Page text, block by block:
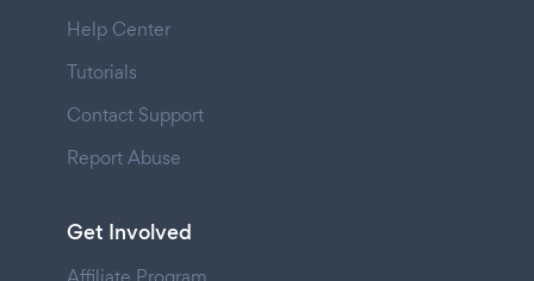
Help Center
Tutorials
Contact Support
Report Abuse
Get Involved